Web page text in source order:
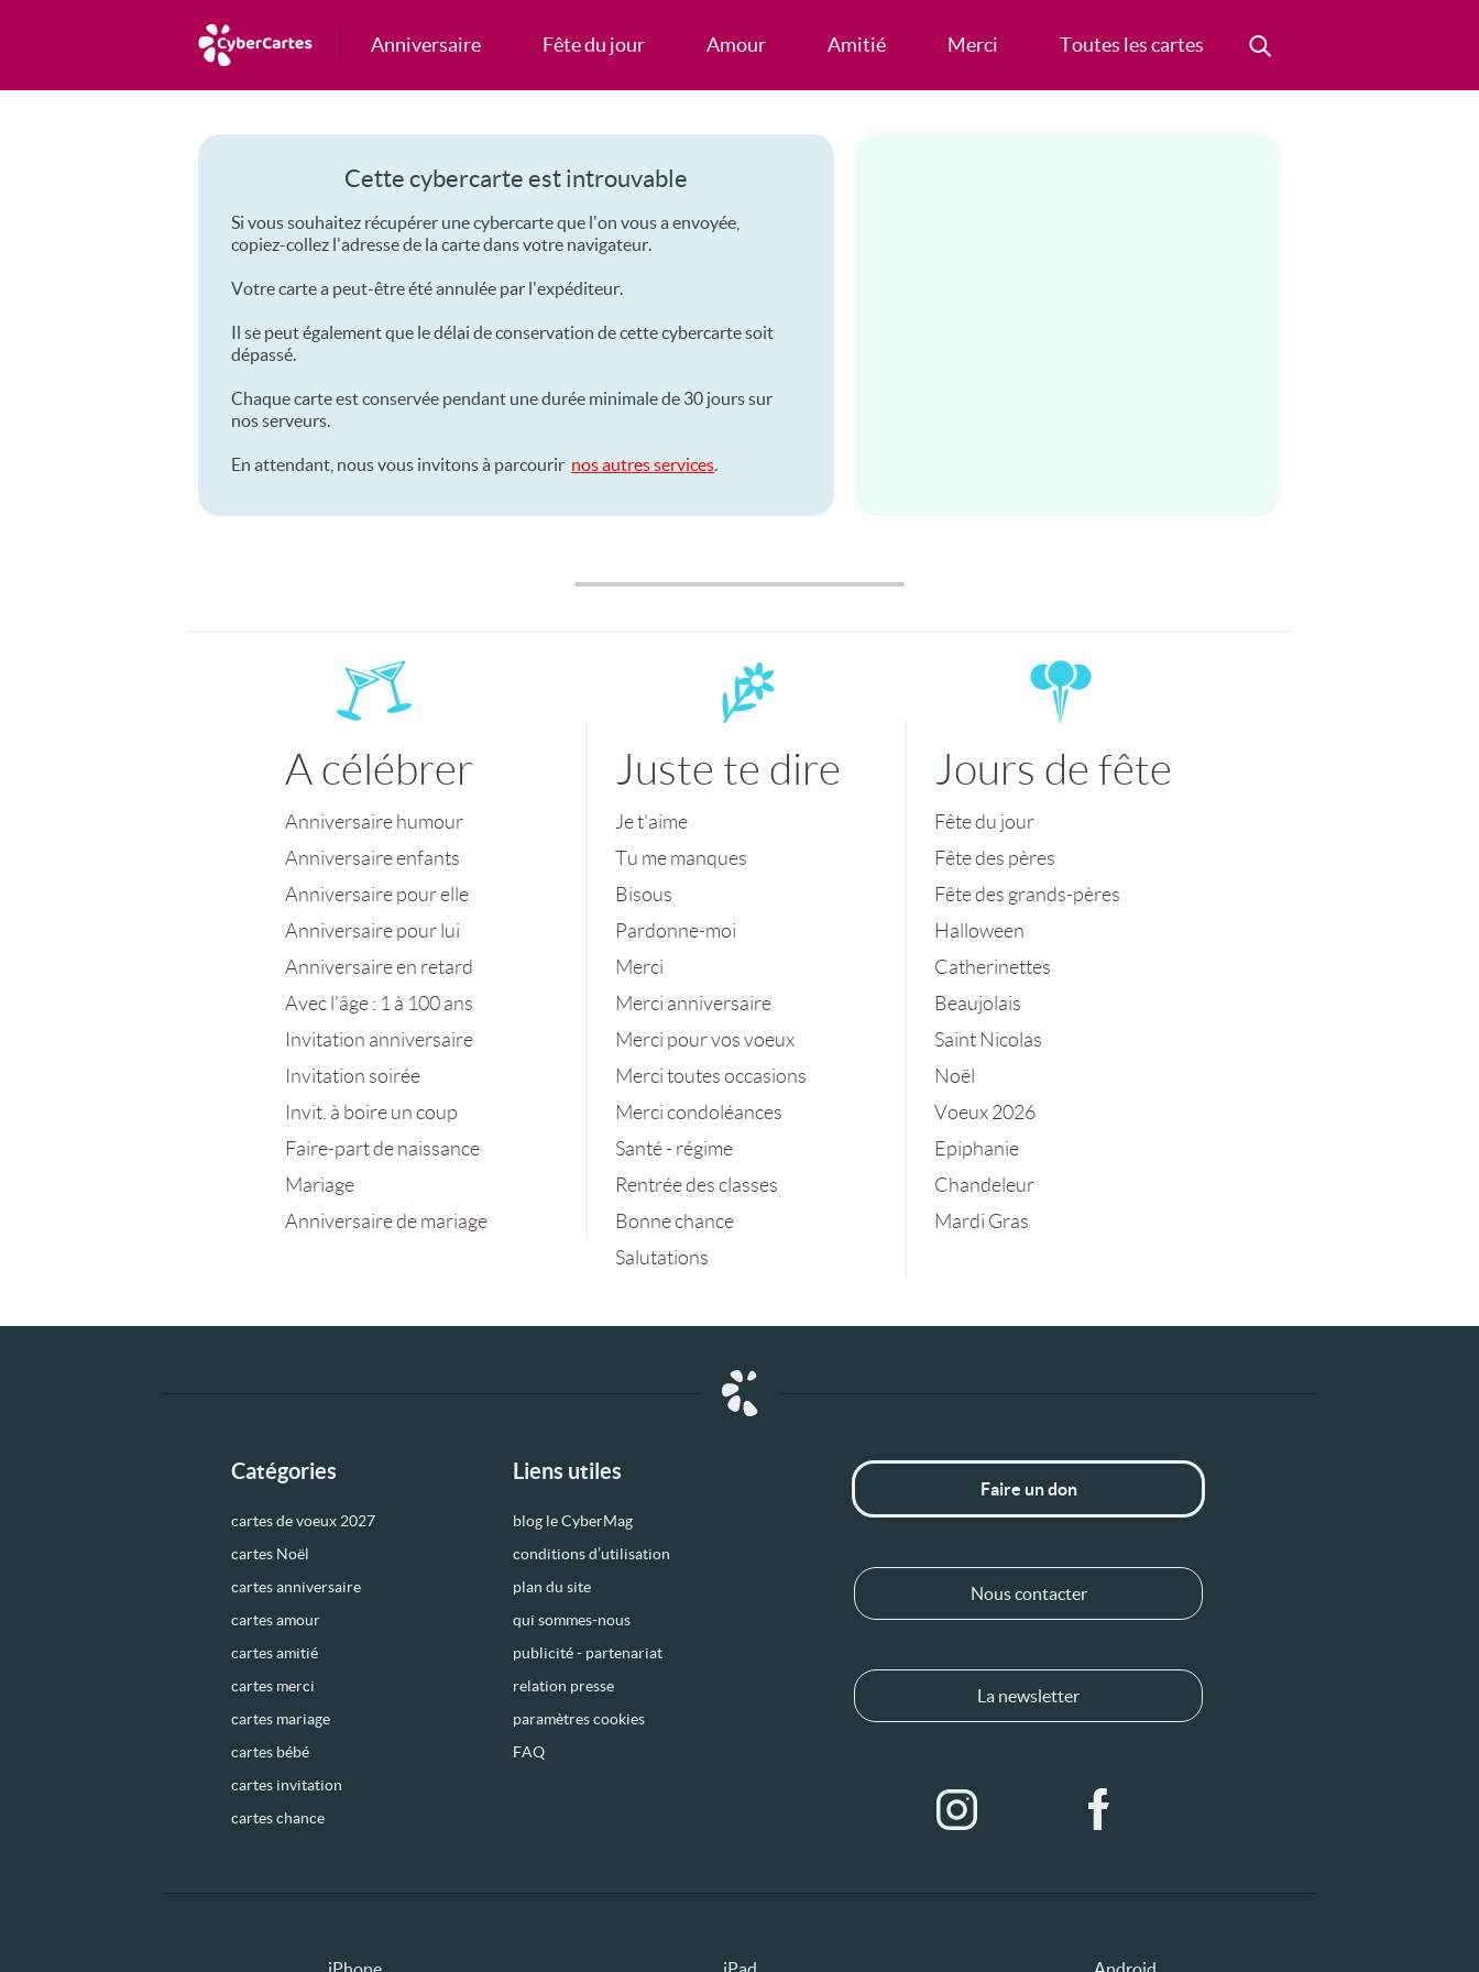
Anniversaire Fête du jour Amour Amitié Merci Toutes les cartes
Cette cybercarte est introuvable
Si vous souhaitez récupérer une cybercarte que l'on vous a envoyée,
copiez-collez l'adresse de la carte dans votre navigateur.
Votre carte a peut-être été annulée par l'expéditeur.
Il se peut également que le délai de conservation de cette cybercarte soit
dépassé.
Chaque carte est conservée pendant une durée minimale de 30 jours sur
nos serveurs.
En attendant, nous vous invitons à parcourir nos autres services.
A célébrer
Anniversaire humour
Anniversaire enfants
Anniversaire pour elle
Anniversaire pour lui
Anniversaire en retard
Avec l’âge : 1 à 100 ans
Invitation anniversaire
Invitation soirée
Invit. à boire un coup
Faire-part de naissance
Mariage
Anniversaire de mariage
Juste te dire
Je t'aime
Tu me manques
Bisous
Pardonne-moi
Merci
Merci anniversaire
Merci pour vos voeux
Merci toutes occasions
Merci condoléances
Santé - régime
Rentrée des classes
Bonne chance
Salutations
Jours de fête
Fête du jour
Fête des pères
Fête des grands-pères
Halloween
Catherinettes
Beaujolais
Saint Nicolas
Noël
Voeux 2026
Epiphanie
Chandeleur
Mardi Gras
Catégories
cartes de voeux 2027
cartes Noël
cartes anniversaire
cartes amour
cartes amitié
cartes merci
cartes mariage
cartes bébé
cartes invitation
cartes chance
Liens utiles
blog le CyberMag
conditions d’utilisation
plan du site
qui sommes-nous
publicité - partenariat
relation presse
paramètres cookies
FAQ
Faire un don
Nous contacter
La newsletter